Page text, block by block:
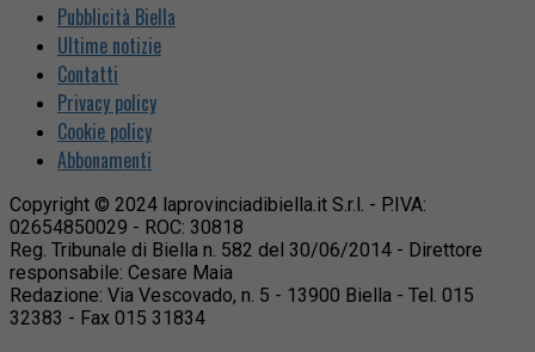
Pubblicità Biella
Ultime notizie
Contatti
Privacy policy
Cookie policy
Abbonamenti
Copyright © 2024 laprovinciadibiella.it S.r.l. - P.IVA:
02654850029 - ROC: 30818
Reg. Tribunale di Biella n. 582 del 30/06/2014 - Direttore
responsabile: Cesare Maia
Redazione: Via Vescovado, n. 5 - 13900 Biella - Tel. 015
32383 - Fax 015 31834